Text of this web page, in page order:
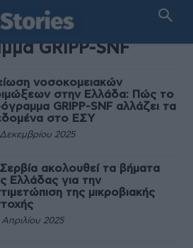
TAG
GRIPP-SNF
νοσοκομειακών
στην Ελλάδα: Πώς το
GRIPP-SNF αλλάζει τα
στο ΕΣΥ
Δεκεμβρίου 2025
ακολουθεί τα βήματα
Ελλάδας για την
της μικροβιακής
2025